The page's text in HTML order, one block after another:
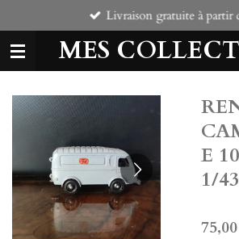
au
contenu
principal
MES
Livraison gratuite à partir
E
1/